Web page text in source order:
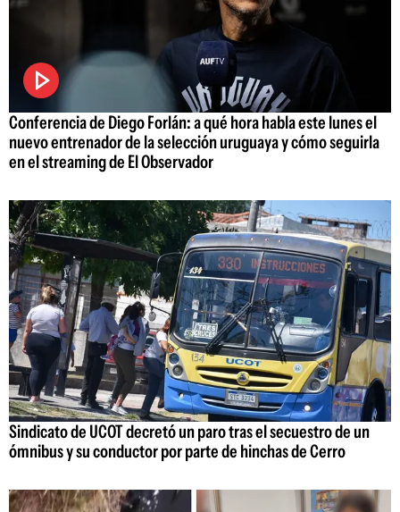
Conferencia de Diego Forlán: a qué hora habla este lunes el
nuevo entrenador de la selección uruguaya y cómo seguirla
en el streaming de El Observador
Sindicato de UCOT decretó un paro tras el secuestro de un
ómnibus y su conductor por parte de hinchas de Cerro